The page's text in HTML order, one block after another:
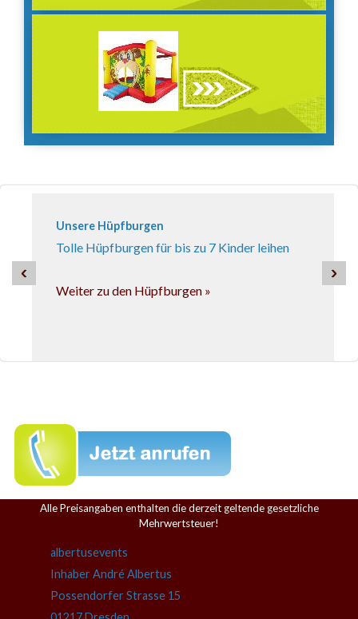
Unsere Hüpfburgen
Tolle Hüpfburgen für bis zu 7 Kinder leihen
Weiter zu den Hüpfburgen »
in 3 verschiedenen Größen
Weiter zu den Waterwalking-Anlagen »
Angebot Kinder-Paddelboote
DER Wasserspaß für die Kleinsten.
weiterlesen »
‹ ›
Alle Preisangaben enthalten die derzeit geltende gesetzliche
Mehrwertsteuer!
albertusevents
Inhaber André Albertus
Possendorfer Strasse 15